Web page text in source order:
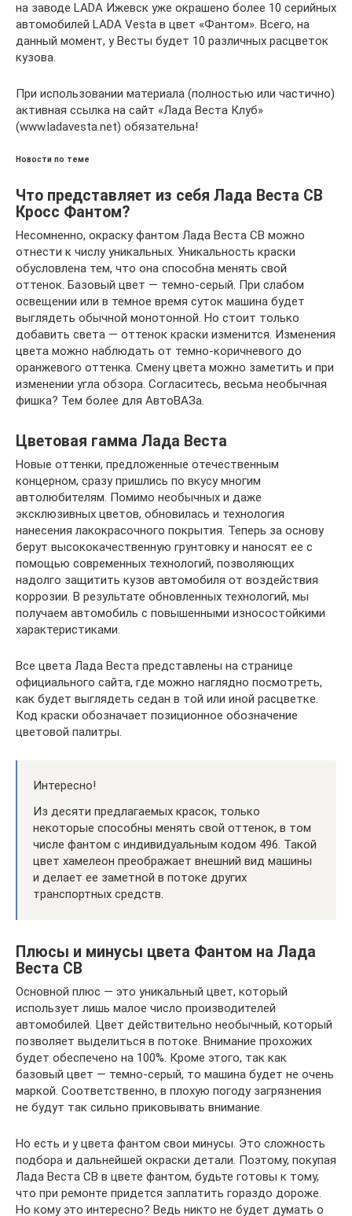
на заводе LADA Ижевск уже окрашено более 10 серийных
автомобилей LADA Vesta в цвет «Фантом». Всего, на
данный момент, у Весты будет 10 различных расцветок
кузова.
При использовании материала (полностью или частично)
активная ссылка на сайт «Лада Веста Клуб»
(www.ladavesta.net) обязательна!
Новости по теме
Что представляет из себя Лада Веста СВ
Кросс Фантом?
Несомненно, окраску фантом Лада Веста СВ можно
отнести к числу уникальных. Уникальность краски
обусловлена тем, что она способна менять свой
оттенок. Базовый цвет — темно-серый. При слабом
освещении или в темное время суток машина будет
выглядеть обычной монотонной. Но стоит только
добавить света — оттенок краски изменится. Изменения
цвета можно наблюдать от темно-коричневого до
оранжевого оттенка. Смену цвета можно заметить и при
изменении угла обзора. Согласитесь, весьма необычная
фишка? Тем более для АвтоВАЗа.
Цветовая гамма Лада Веста
Новые оттенки, предложенные отечественным
концерном, сразу пришлись по вкусу многим
автолюбителям. Помимо необычных и даже
эксклюзивных цветов, обновилась и технология
нанесения лакокрасочного покрытия. Теперь за основу
берут высококачественную грунтовку и наносят ее с
помощью современных технологий, позволяющих
надолго защитить кузов автомобиля от воздействия
коррозии. В результате обновленных технологий, мы
получаем автомобиль с повышенными износостойкими
характеристиками.
Все цвета Лада Веста представлены на странице
официального сайта, где можно наглядно посмотреть,
как будет выглядеть седан в той или иной расцветке.
Код краски обозначает позиционное обозначение
цветовой палитры.
Интересно!
Из десяти предлагаемых красок, только
некоторые способны менять свой оттенок, в том
числе фантом с индивидуальным кодом 496. Такой
цвет хамелеон преображает внешний вид машины
и делает ее заметной в потоке других
транспортных средств.
Плюсы и минусы цвета Фантом на Лада
Веста СВ
Основной плюс — это уникальный цвет, который
использует лишь малое число производителей
автомобилей. Цвет действительно необычный, который
позволяет выделиться в потоке. Внимание прохожих
будет обеспечено на 100%. Кроме этого, так как
базовый цвет — темно-серый, то машина будет не очень
маркой. Соответственно, в плохую погоду загрязнения
не будут так сильно приковывать внимание.
Но есть и у цвета фантом свои минусы. Это сложность
подбора и дальнейшей окраски детали. Поэтому, покупая
Лада Веста СВ в цвете фантом, будьте готовы к тому,
что при ремонте придется заплатить гораздо дороже.
Но кому это интересно? Ведь никто не будет думать о